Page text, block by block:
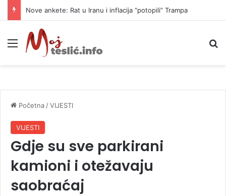
Nove ankete: Rat u Iranu i inflacija “potopili” Trampa
Meni
Početna /VIJESTI
VIJESTI
Gdje su sve parkirani
kamioni i otežavaju
saobraćaj